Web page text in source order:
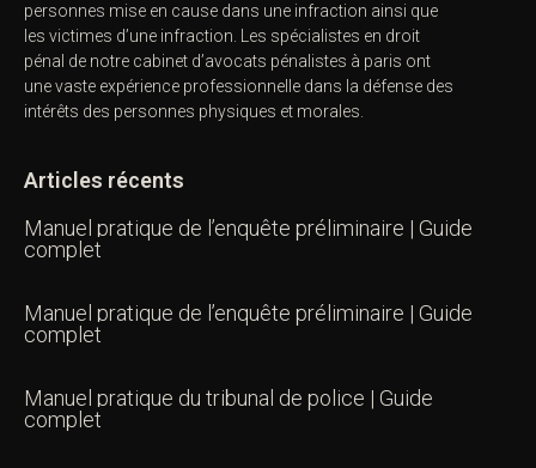
personnes mise en cause dans une infraction ainsi que
les victimes d’une infraction. Les spécialistes en droit
pénal de notre cabinet d’avocats pénalistes à paris ont
une vaste expérience professionnelle dans la défense des
intérêts des personnes physiques et morales.
Articles récents
Manuel pratique de l’enquête préliminaire | Guide
complet
Manuel pratique de l’enquête préliminaire | Guide
complet
Manuel pratique du tribunal de police | Guide
complet